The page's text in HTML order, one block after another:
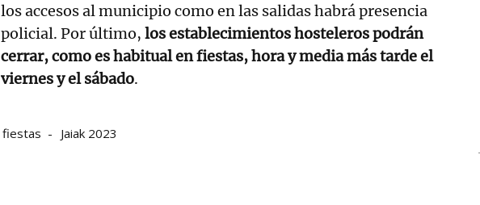
los accesos al municipio como en las salidas habrá presencia
policial. Por último, los establecimientos hosteleros podrán
cerrar, como es habitual en fiestas, hora y media más tarde el
viernes y el sábado.
fiestas Jaiak 2023